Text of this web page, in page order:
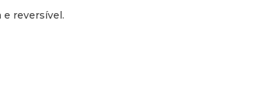
e reversível.